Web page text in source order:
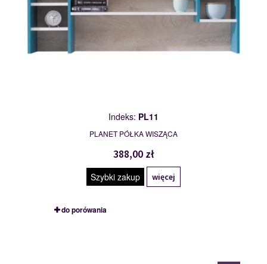
Indeks: PL11
PLANET PÓŁKA WISZĄCA
388,00 zł
Szybki zakup więcej
do porówania